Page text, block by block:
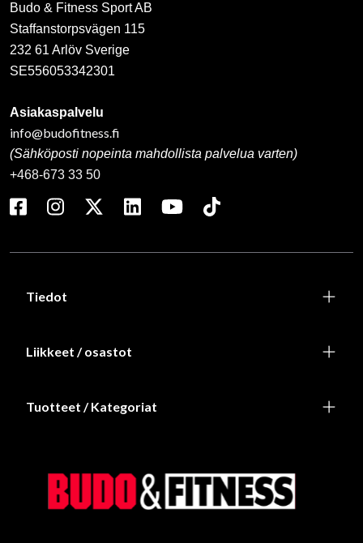
Budo & Fitness Sport AB
Staffanstorpsvägen 115
232 61 Arlöv Sverige
SE556053342301
Asiakaspalvelu
info@budofitness.fi
(Sähköposti nopeinta mahdollista palvelua varten)
+468-673 33 50
Tiedot
Liikkeet / osastot
Tuotteet / Kategoriat